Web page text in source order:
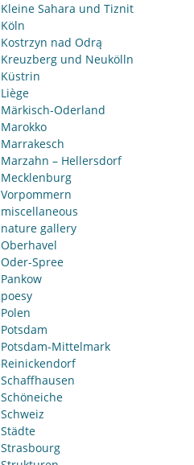
Kleine Sahara und Tiznit
Köln
Kostrzyn nad Odrą
Kreuzberg und Neukölln
Küstrin
Liège
Märkisch-Oderland
Marokko
Marrakesch
Marzahn – Hellersdorf
Mecklenburg
Vorpommern
miscellaneous
nature gallery
Oberhavel
Oder-Spree
Pankow
poesy
Polen
Potsdam
Potsdam-Mittelmark
Reinickendorf
Schaffhausen
Schöneiche
Schweiz
Städte
Strasbourg